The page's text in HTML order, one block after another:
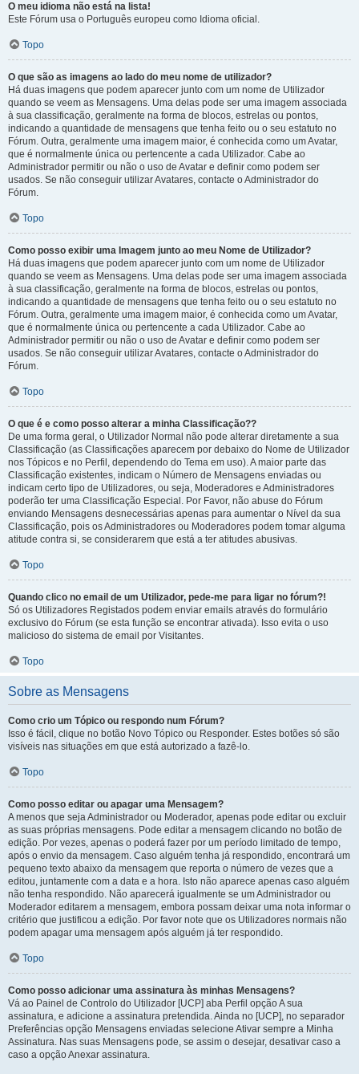
O meu idioma não está na lista!
Este Fórum usa o Português europeu como Idioma oficial.
Topo
O que são as imagens ao lado do meu nome de utilizador?
Há duas imagens que podem aparecer junto com um nome de Utilizador
quando se veem as Mensagens. Uma delas pode ser uma imagem associada
à sua classificação, geralmente na forma de blocos, estrelas ou pontos,
indicando a quantidade de mensagens que tenha feito ou o seu estatuto no
Fórum. Outra, geralmente uma imagem maior, é conhecida como um Avatar,
que é normalmente única ou pertencente a cada Utilizador. Cabe ao
Administrador permitir ou não o uso de Avatar e definir como podem ser
usados. Se não conseguir utilizar Avatares, contacte o Administrador do
Fórum.
Topo
Como posso exibir uma Imagem junto ao meu Nome de Utilizador?
Há duas imagens que podem aparecer junto com um nome de Utilizador
quando se veem as Mensagens. Uma delas pode ser uma imagem associada
à sua classificação, geralmente na forma de blocos, estrelas ou pontos,
indicando a quantidade de mensagens que tenha feito ou o seu estatuto no
Fórum. Outra, geralmente uma imagem maior, é conhecida como um Avatar,
que é normalmente única ou pertencente a cada Utilizador. Cabe ao
Administrador permitir ou não o uso de Avatar e definir como podem ser
usados. Se não conseguir utilizar Avatares, contacte o Administrador do
Fórum.
Topo
O que é e como posso alterar a minha Classificação??
De uma forma geral, o Utilizador Normal não pode alterar diretamente a sua
Classificação (as Classificações aparecem por debaixo do Nome de Utilizador
nos Tópicos e no Perfil, dependendo do Tema em uso). A maior parte das
Classificação existentes, indicam o Número de Mensagens enviadas ou
indicam certo tipo de Utilizadores, ou seja, Moderadores e Administradores
poderão ter uma Classificação Especial. Por Favor, não abuse do Fórum
enviando Mensagens desnecessárias apenas para aumentar o Nível da sua
Classificação, pois os Administradores ou Moderadores podem tomar alguma
atitude contra si, se considerarem que está a ter atitudes abusivas.
Topo
Quando clico no email de um Utilizador, pede-me para ligar no fórum?!
Só os Utilizadores Registados podem enviar emails através do formulário
exclusivo do Fórum (se esta função se encontrar ativada). Isso evita o uso
malicioso do sistema de email por Visitantes.
Topo
Sobre as Mensagens
Como crio um Tópico ou respondo num Fórum?
Isso é fácil, clique no botão Novo Tópico ou Responder. Estes botões só são
visíveis nas situações em que está autorizado a fazê-lo.
Topo
Como posso editar ou apagar uma Mensagem?
A menos que seja Administrador ou Moderador, apenas pode editar ou excluir
as suas próprias mensagens. Pode editar a mensagem clicando no botão de
edição. Por vezes, apenas o poderá fazer por um período limitado de tempo,
após o envio da mensagem. Caso alguém tenha já respondido, encontrará um
pequeno texto abaixo da mensagem que reporta o número de vezes que a
editou, juntamente com a data e a hora. Isto não aparece apenas caso alguém
não tenha respondido. Não aparecerá igualmente se um Administrador ou
Moderador editarem a mensagem, embora possam deixar uma nota informar o
critério que justificou a edição. Por favor note que os Utilizadores normais não
podem apagar uma mensagem após alguém já ter respondido.
Topo
Como posso adicionar uma assinatura às minhas Mensagens?
Vá ao Painel de Controlo do Utilizador [UCP] aba Perfil opção A sua
assinatura, e adicione a assinatura pretendida. Ainda no [UCP], no separador
Preferências opção Mensagens enviadas selecione Ativar sempre a Minha
Assinatura. Nas suas Mensagens pode, se assim o desejar, desativar caso a
caso a opção Anexar assinatura.